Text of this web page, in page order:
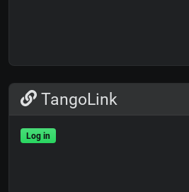
TangoLink
Log in